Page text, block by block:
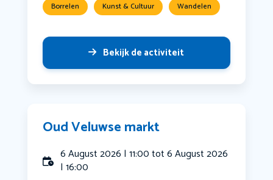
Borrelen Kunst & Cultuur Wandelen
Bekijk de activiteit
Oud Veluwse markt
6 August 2026 | 11:00 tot 6 August 2026
| 16:00